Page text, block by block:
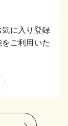
に入り登録
ご利用いた